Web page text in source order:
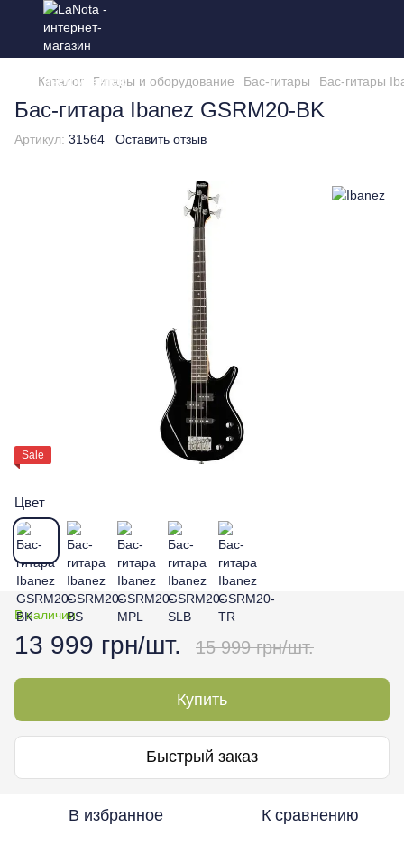
Каталог Гитары и оборудование Бас-гитары Бас-гитары
Бас-гитара Ibanez GSRM20-BK
Артикул: 31564 Оставить отзыв
Sale
Цвет
В наличии
13 999 грн/шт. 15 999 грн/шт.
Купить
Быстрый заказ
В избранное К сравнению